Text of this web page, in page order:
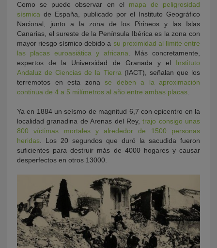
Como se puede observar en el mapa de peligrosidad
sísmica de España, publicado por el Instituto Geográfico
Nacional, junto a la zona de los Pirineos y las Islas
Canarias, el sureste de la Península Ibérica es la zona con
mayor riesgo sísmico debido a su proximidad al límite entre
las placas euroasiática y africana. Más concretamente,
expertos de la Universidad de Granada y el Instituto
Andaluz de Ciencias de la Tierra(IACT), señalan que los
terremotos en esta zonase deben a la aproximación
continua de 4 a 5 milímetros al año entre ambas placas.
Ya en 1884 un seísmo de magnitud 6,7 con epicentro en la
localidad granadina de Arenas del Rey, trajo consigo unas
800 víctimas mortales y alrededor de 1500 personas
heridas. Los 20 segundos que duró la sacudida fueron
suficientes para destruir más de 4000 hogares y causar
desperfectos en otros 13000.